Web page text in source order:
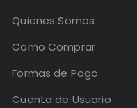
Quienes Somos
Como Comprar
Formas de Pago
Cuenta de Usuario